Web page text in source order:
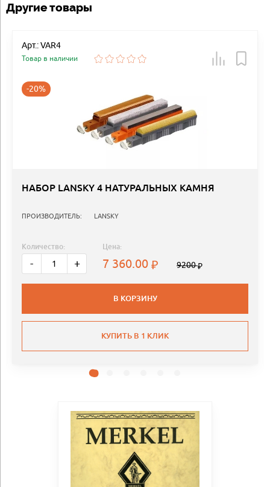
Другие товары
Арт.: VAR4
Товар в наличии
-20%
НАБОР LANSKY 4 НАТУРАЛЬНЫХ КАМНЯ
ПРОИЗВОДИТЕЛЬ: LANSKY
Количество:
- +
Цена:
7 360.00 9200
В КОРЗИНУ
КУПИТЬ В 1 КЛИК